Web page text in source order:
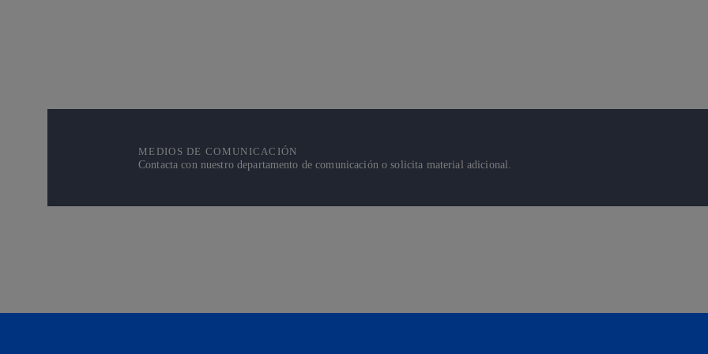
MEDIOS DE COMUNICACIÓN
Contacta con nuestro departamento de comunicación o solicita material adicional.